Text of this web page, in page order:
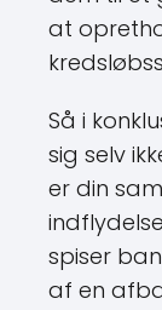
at
Så i
sig selv
er din
spiser
af en